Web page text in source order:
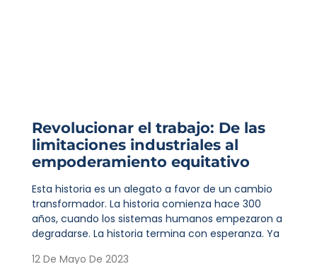
Revolucionar el trabajo: De las
limitaciones industriales al
empoderamiento equitativo
Esta historia es un alegato a favor de un cambio
transformador. La historia comienza hace 300
años, cuando los sistemas humanos empezaron a
degradarse. La historia termina con esperanza. Ya
12 De Mayo De 2023